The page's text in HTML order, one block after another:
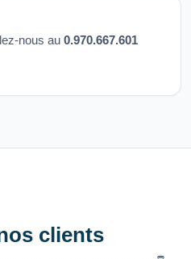
nous au 0.970.667.601
clients